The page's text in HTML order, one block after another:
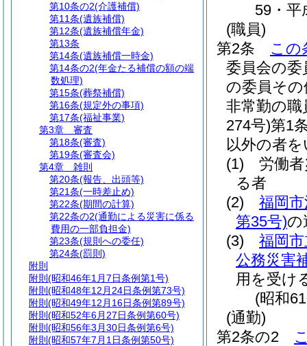
59・平
(職員)
第2条
この
委員会の委
の委員そ
非常勤の職
274号)第1
以外の者
(1)
労働
る者
(2)
福岡
第35号)の
(3)
福岡
公務災害
用を受け
(昭和
(通勤)
第2条の2
第10条の2(介護補償)
第11条(遺族補償)
第12条(遺族補償年金)
第13条
第14条(遺族補償一時金)
第14条の2(年金たる補償の額の端
数処理)
第15条(葬祭補償)
第16条(規定外の事項)
第17条(福祉事業)
第3章
審査
第18条(審査)
第19条(審査会)
第4章
雑則
第20条(報告、出頭等)
第21条(一時差止め)
第22条(期間の計算)
第22条の2(通勤による災害に係る
費用の一部負担金)
第23条(規則への委任)
第24条(罰則)
附則
附則 (昭和46年1月7日条例第1号)
附則 (昭和48年12月24日条例第73号)
附則 (昭和49年12月16日条例第89号)
附則 (昭和52年6月27日条例第60号)
附則 (昭和56年3月30日条例第6号)
附則 (昭和57年7月1日条例第50号)